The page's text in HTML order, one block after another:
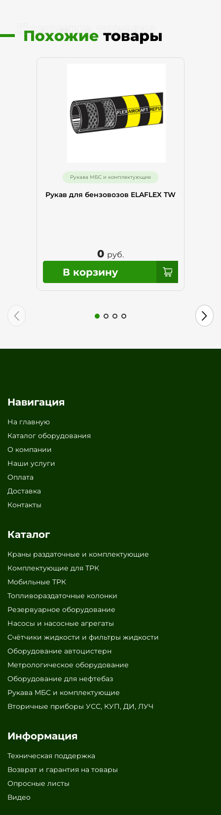
Похожие товары
Похожие товары
Рукава МБС и комплектующие
Рукав для бензовозов ELAFLEX TW
0 руб.
Навигация
На главную
Каталог оборудования
О компании
Наши услуги
Оплата
Доставка
Контакты
Каталог
Краны раздаточные и комплектующие
Комплектующие для ТРК
Мобильные ТРК
Топливораздаточные колонки
Резервуарное оборудование
Насосы и насосные агрегаты
Счётчики жидкости и фильтры жидкости
Оборудование автоцистерн
Метрологическое оборудование
Оборудование для нефтебаз
Рукава МБС и комплектующие
Вторичные приборы УСС, КУП, ДИ, ЛУЧ
Информация
Техническая поддержка
Возврат и гарантия на товары
Опросные листы
Видео